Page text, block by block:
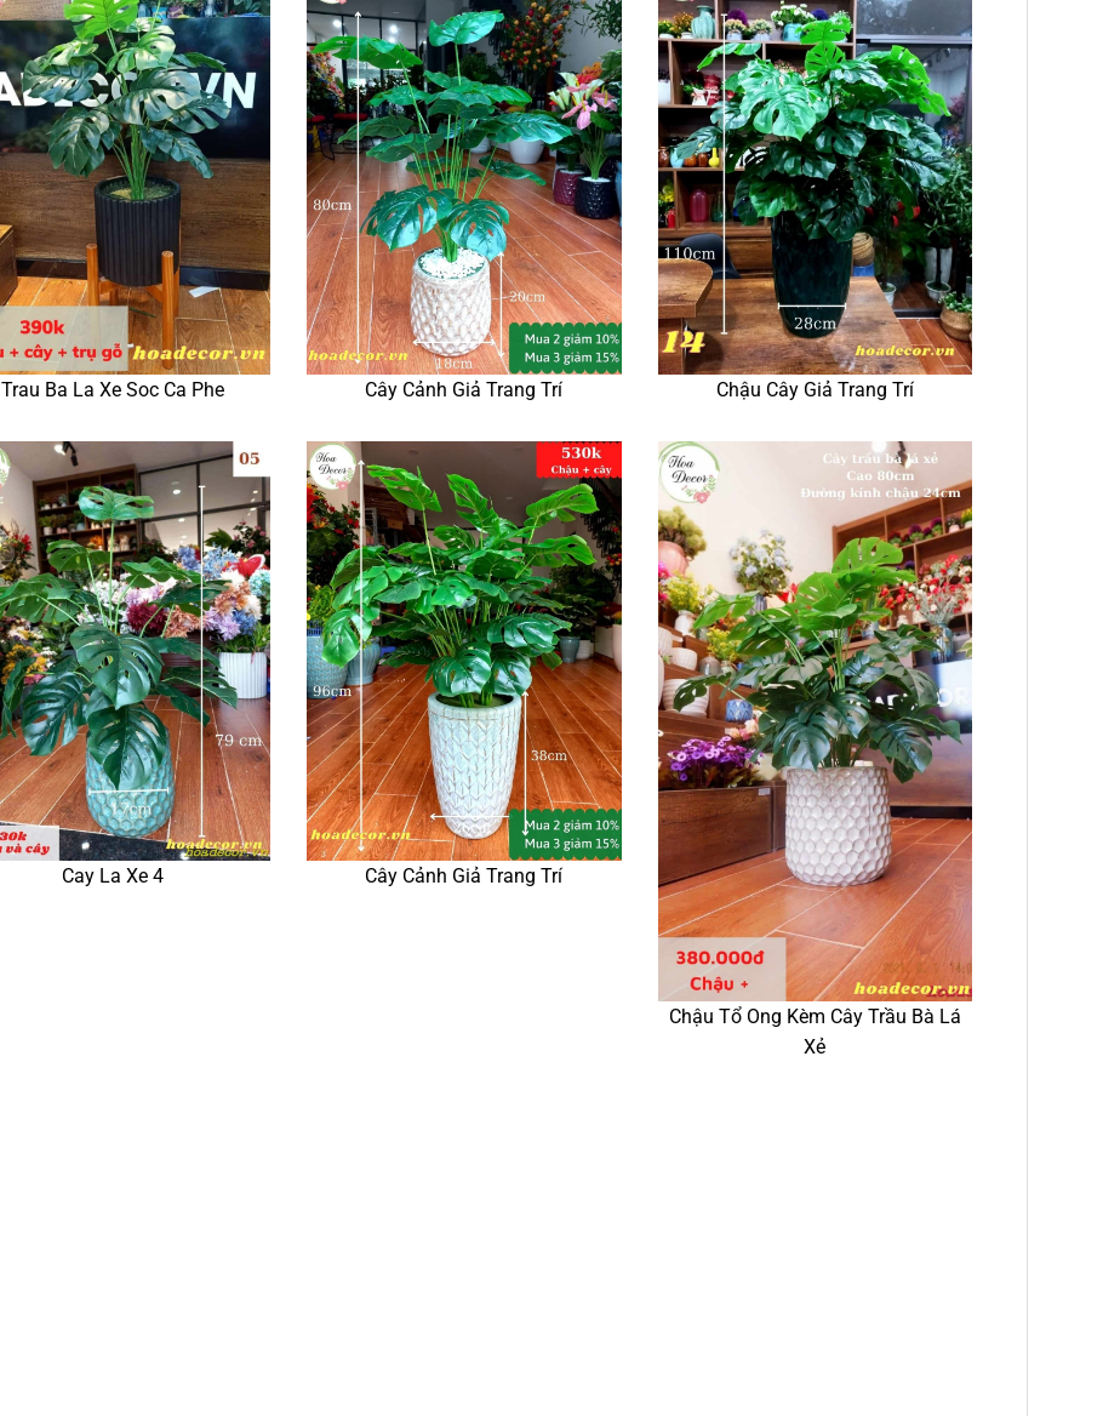
Trau Ba La Xe Soc Ca Phe Cây Cảnh Giả Trang Trí Chậu Cây Giả Trang Trí
Cay La Xe 4 Cây Cảnh Giả Trang Trí
Chậu Tổ Ong Kèm Cây Trầu Bà Lá
Xẻ